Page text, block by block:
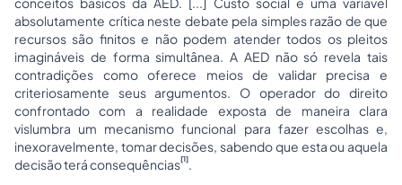
absolutamente crítica neste debate pela simples razão de que
recursos são finitos e não podem atender todos os pleitos
imagináveis de forma simultânea. A AED não só revela tais
contradições como oferece meios de validar precisa e
criteriosamente seus argumentos. O operador do direito
confrontado com a realidade exposta de maneira clara
vislumbra um mecanismo funcional para fazer escolhas e,
inexoravelmente, tomar decisões, sabendo que esta ou aquela
decisão terá consequências[1].